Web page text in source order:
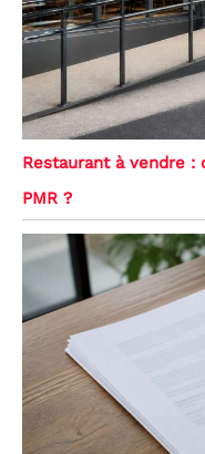
Restaurant à vendre :
PMR ?